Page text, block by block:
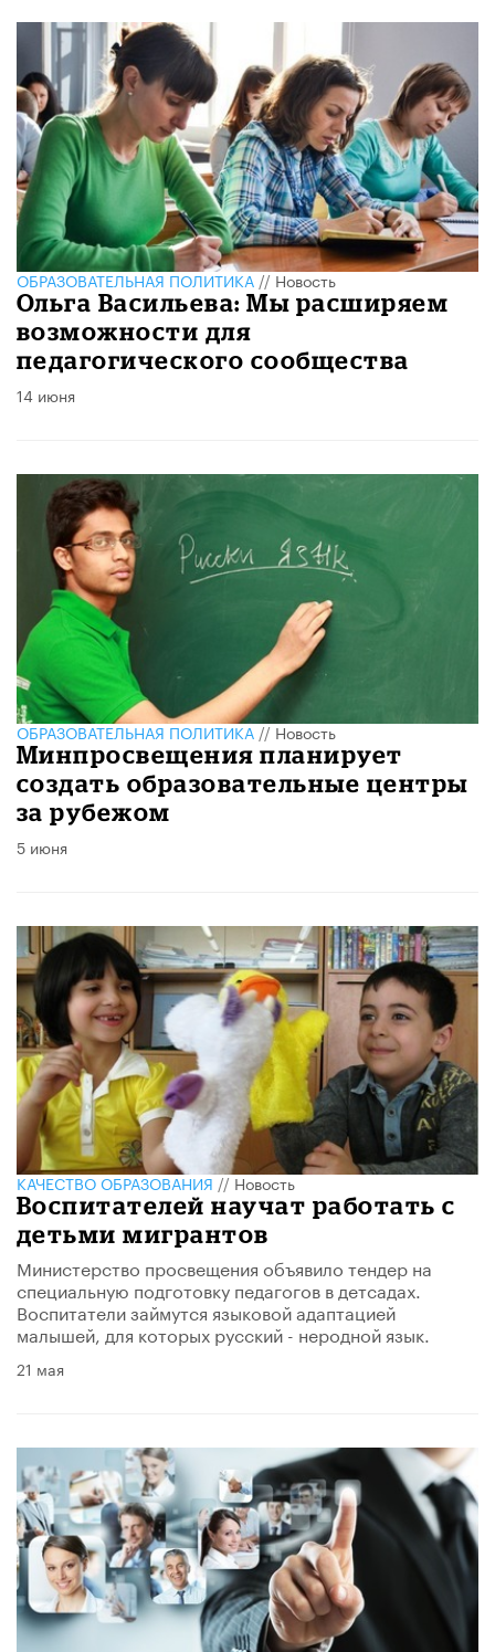
ОБРАЗОВАТЕЛЬНАЯ ПОЛИТИКА//Новость
Ольга Васильева: Мы расширяем
возможности для
педагогического сообщества
14 июня
ОБРАЗОВАТЕЛЬНАЯ ПОЛИТИКА//Новость
Минпросвещения планирует
создать образовательные центры
за рубежом
5 июня
КАЧЕСТВО ОБРАЗОВАНИЯ//Новость
Воспитателей научат работать с
детьми мигрантов
Министерство просвещения объявило тендер на
специальную подготовку педагогов в детсадах.
Воспитатели займутся языковой адаптацией
малышей, для которых русский - неродной язык.
21 мая